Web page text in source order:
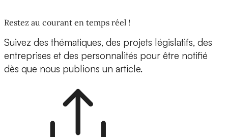
Restez au courant en temps réel !
Suivez des thématiques, des projets législatifs, des
entreprises et des personnalités pour être notifié
dès que nous publions un article.